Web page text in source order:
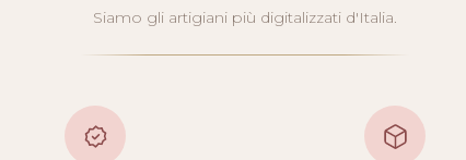
Siamo gli artigiani più digitalizzati d'Italia.